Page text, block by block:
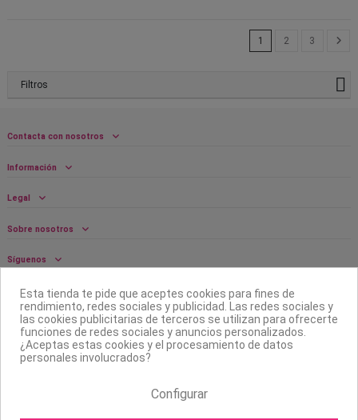
1 2 3
Filtros
Contacta con nosotros
Información
Legal
Sobre nosotros
Síguenos
Boletín
Esta tienda te pide que aceptes cookies para fines de
rendimiento, redes sociales y publicidad. Las redes sociales y
las cookies publicitarias de terceros se utilizan para ofrecerte
funciones de redes sociales y anuncios personalizados.
¿Aceptas estas cookies y el procesamiento de datos
personales involucrados?
Configurar